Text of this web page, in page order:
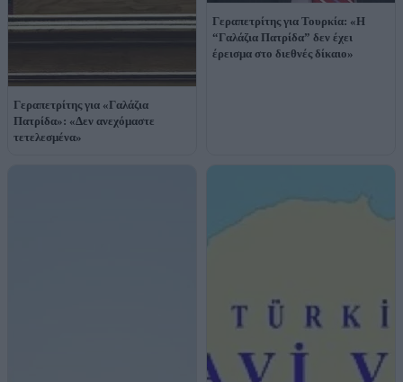
Γεραπετρίτης για «Γαλάζια
Πατρίδα»: «Δεν ανεχόμαστε
τετελεσμένα»
Γεραπετρίτης για Τουρκία: «Η
“Γαλάζια Πατρίδα” δεν έχει
έρεισμα στο διεθνές δίκαιο»